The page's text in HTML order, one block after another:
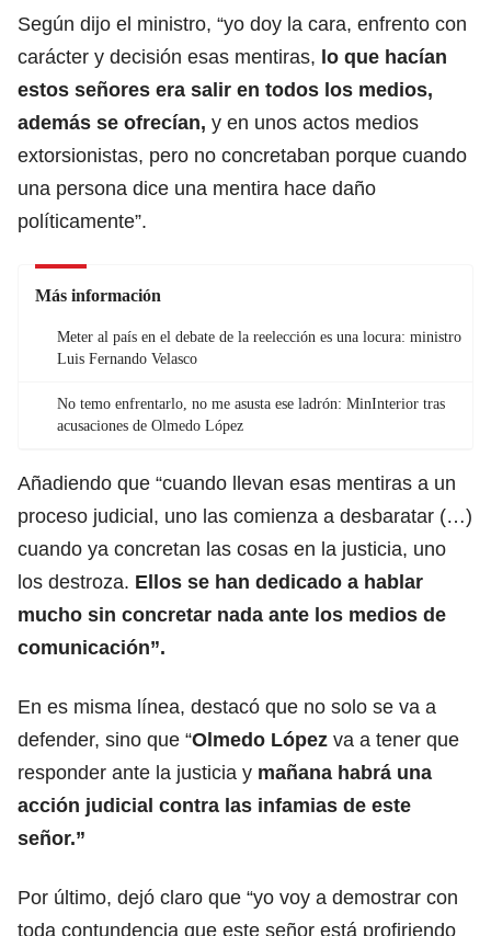
Según dijo el ministro, “yo doy la cara, enfrento con
carácter y decisión esas mentiras, lo que hacían
estos señores era salir en todos los medios,
además se ofrecían, y en unos actos medios
extorsionistas, pero no concretaban porque cuando
una persona dice una mentira hace daño
políticamente”.
Más información
Meter al país en el debate de la reelección es una locura: ministro
Luis Fernando Velasco
No temo enfrentarlo, no me asusta ese ladrón: MinInterior tras
acusaciones de Olmedo López
Añadiendo que “cuando llevan esas mentiras a un
proceso judicial, uno las comienza a desbaratar (…)
cuando ya concretan las cosas en la justicia, uno
los destroza. Ellos se han dedicado a hablar
mucho sin concretar nada ante los medios de
comunicación”.
En es misma línea, destacó que no solo se va a
defender, sino que “Olmedo López va a tener que
responder ante la justicia y mañana habrá una
acción judicial contra las infamias de este
señor.”
Por último, dejó claro que “yo voy a demostrar con
toda contundencia que este señor está profiriendo